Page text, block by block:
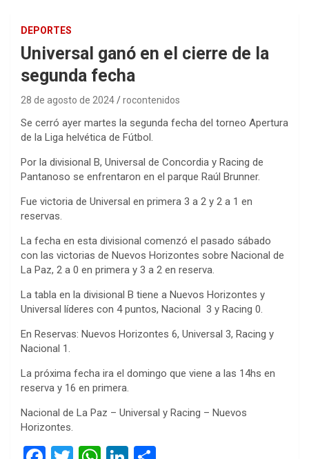
DEPORTES
Universal ganó en el cierre de la
segunda fecha
28 de agosto de 2024 rocontenidos
Se cerró ayer martes la segunda fecha del torneo Apertura
de la Liga helvética de Fútbol.
Por la divisional B, Universal de Concordia y Racing de
Pantanoso se enfrentaron en el parque Raúl Brunner.
Fue victoria de Universal en primera 3 a 2 y 2 a 1 en
reservas.
La fecha en esta divisional comenzó el pasado sábado
con las victorias de Nuevos Horizontes sobre Nacional de
La Paz, 2 a 0 en primera y 3 a 2 en reserva.
La tabla en la divisional B tiene a Nuevos Horizontes y
Universal líderes con 4 puntos, Nacional 3 y Racing 0.
En Reservas: Nuevos Horizontes 6, Universal 3, Racing y
Nacional 1.
La próxima fecha ira el domingo que viene a las 14hs en
reserva y 16 en primera.
Nacional de La Paz – Universal y Racing – Nuevos
Horizontes.